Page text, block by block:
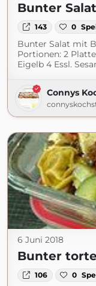
Bunter
143 0
Bunter Salat mit
Portionen: 2
Eigelb 4 Essl.
Connys
6 Juni 2018
Bunter
106 0